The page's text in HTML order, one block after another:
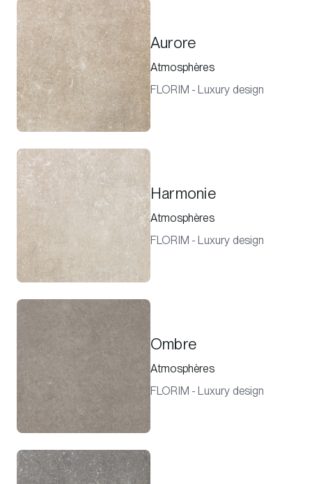
Aurore
Atmosphères
FLORIM - Luxury design
Harmonie
Atmosphères
FLORIM - Luxury design
Ombre
Atmosphères
FLORIM - Luxury design